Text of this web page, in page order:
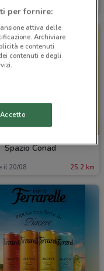
Spazio Conad
il 20/08 25.2 km
per fornire:
attiva delle
Archiviare
e contenuti
contenuti e degli
Accetto